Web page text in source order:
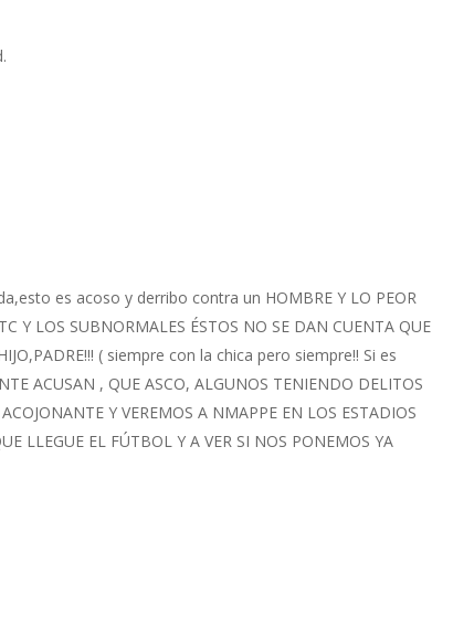
es acoso y derribo contra un HOMBRE Y LO PEOR
Y LOS SUBNORMALES ÉSTOS NO SE DAN CUENTA QUE
( siempre con la chica pero siempre!! Si es
ACUSAN , QUE ASCO, ALGUNOS TENIENDO DELITOS
Y VEREMOS A NMAPPE EN LOS ESTADIOS
LLEGUE EL FÚTBOL Y A VER SI NOS PONEMOS YA